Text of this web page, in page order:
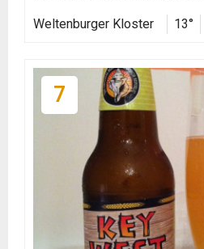
Weltenburger Kloster 13°
7